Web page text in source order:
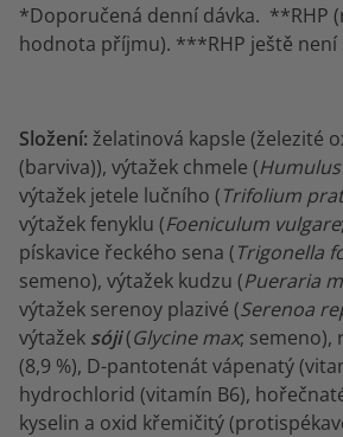
*Doporučená denní dávka. **RHP
hodnota příjmu). ***RHP ještě není
Složení: želatinová kapsle (železité
(barviva)), výtažek chmele (
výtažek jetele lučního (Trifolium
výtažek fenyklu (Foeniculum vulgare
pískavice řeckého sena (Trigonella
semeno), výtažek kudzu (Pueraria
výtažek serenoy plazivé (Serenoa
výtažek sóji(Glycine max; semeno),
(8,9 %), D-pantotenát vápenatý
hydrochlorid (vitamín B6),
kyselin a oxid křemičitý